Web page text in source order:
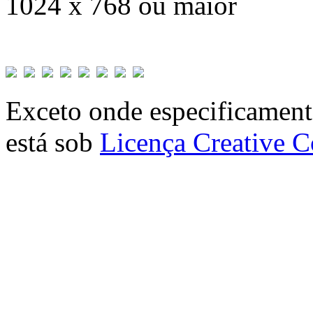
Exceto onde
está sob Licença Creative